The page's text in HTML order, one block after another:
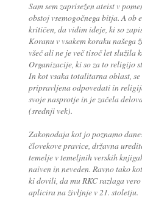
Sam sem zaprisežen ateist v
obstoj vsemogočnega bitja. A ob
kritičen, da vidim ideje, ki so
Koranu v vsakem koraku našega
všeč ali ne je več tisoč let služila
Organizacije, ki so za to religijo
In kot vsaka totalitarna oblast,
pripravljena odpovedati in
svoje nasprotje in je začela
(srednji vek).
Zakonodaja kot jo poznamo
človekove pravice, državna
temelje v temeljnih verskih
naiven in neveden. Ravno tako
ki dovili, da mu RKC razlaga
aplicira na življnje v 21. stoletju.